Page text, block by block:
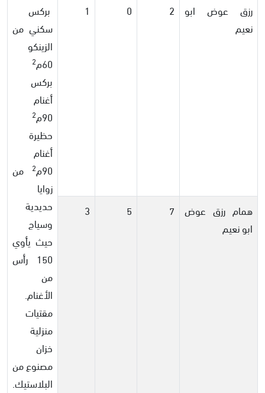
رزق عوض ابو
نعيم
2
0
1
بركس
سكني من
الزينكو
60م 2
بركس
أغنام
90م 2
حظيرة
أغنام
90م 2
من
زوايا
حديدية
وسياج
حيث يأوي
150 رأس
من
الأغنام.
مقتيات
منزلية
خزان
مصنوع من
البلاستيك.
همام رزق عوض
ابو نعيم
7
5
3